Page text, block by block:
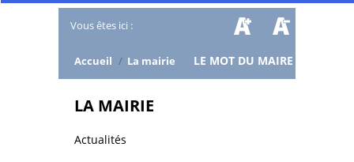
Vous êtes ici :
Accueil / La mairie LE MOT DU MAIRE
LA MAIRIE
Actualités